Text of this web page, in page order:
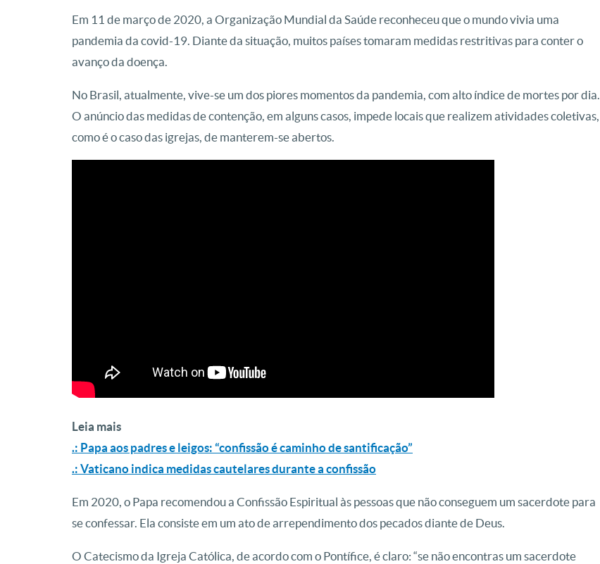
Em 11 de março de 2020, a Organização Mundial da Saúde reconheceu que o mundo vivia uma
pandemia da covid-19. Diante da situação, muitos países tomaram medidas restritivas para conter o
avanço da doença.
No Brasil, atualmente, vive-se um dos piores momentos da pandemia, com alto índice de mortes por dia.
O anúncio das medidas de contenção, em alguns casos, impede locais que realizem atividades coletivas,
como é o caso das igrejas, de manterem-se abertos.
Leia mais
.: Papa aos padres e leigos: “confissão é caminho de santificação”
.: Vaticano indica medidas cautelares durante a confissão
Em 2020, o Papa recomendou a Confissão Espiritual às pessoas que não conseguem um sacerdote para
se confessar. Ela consiste em um ato de arrependimento dos pecados diante de Deus.
O Catecismo da Igreja Católica, de acordo com o Pontífice, é claro: “se não encontras um sacerdote